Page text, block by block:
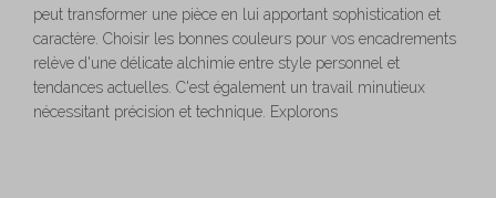
peut transformer une pièce en lui apportant sophistication et
caractère. Choisir les bonnes couleurs pour vos encadrements
relève d'une délicate alchimie entre style personnel et
tendances actuelles. C'est également un travail minutieux
nécessitant précision et technique. Explorons